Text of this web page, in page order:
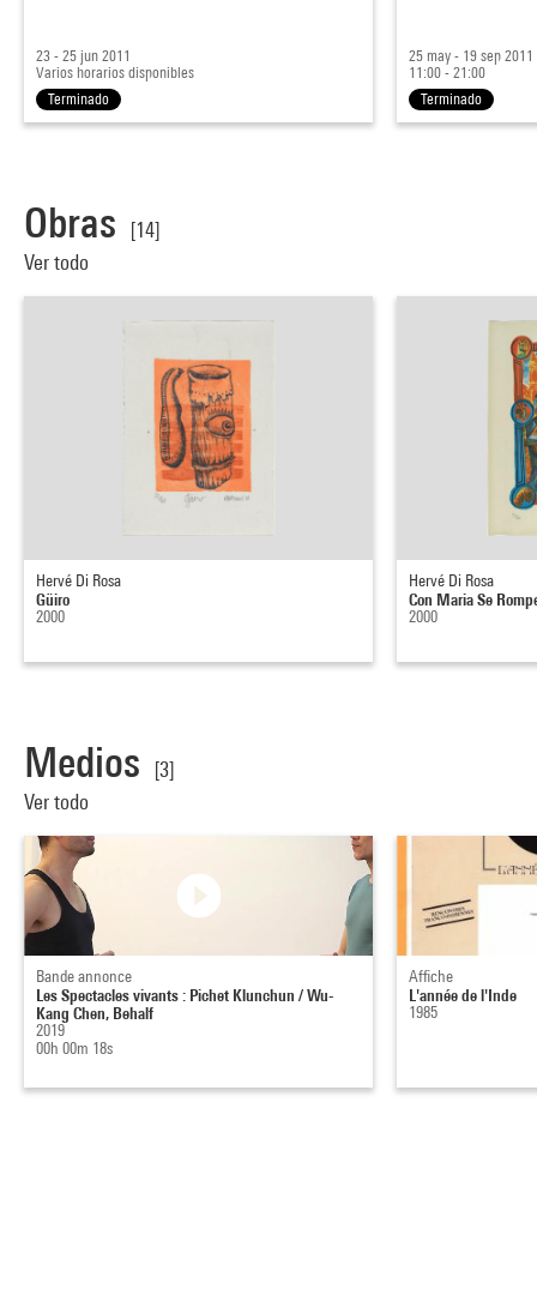
23 - 25 jun 2011
Varios horarios disponibles
Terminado
25 may - 19 sep 2011
11:00 - 21:00
Terminado
Obras
[14]
Ver todo
Hervé Di Rosa
Güiro
2000
Hervé Di Rosa
Con Maria Se
2000
Medios
[3]
Ver todo
Bande annonce
Les Spectacles vivants : Pichet Klunchun / Wu-
Kang Chen, Behalf
2019
00h 00m 18s
Affiche
L'année de l'Inde
1985